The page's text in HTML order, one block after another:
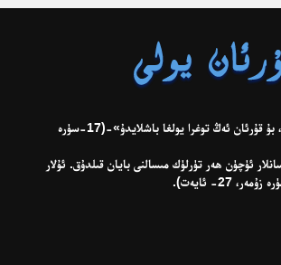
«شۈبھىسىزكى، بۇ قۇرئان ئەڭ توغرا يولغا باشلايدۇ»-(17-سۈرە
ئۈچۈن ھەر تۈرلۈك مىسالنى بايان قىلدۇق. ئۇلار